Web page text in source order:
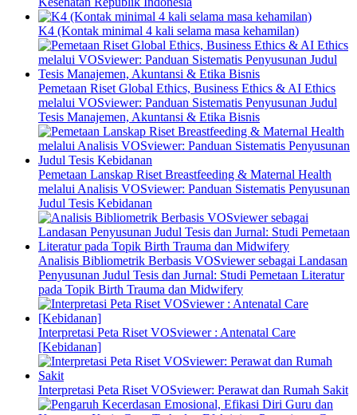
K4 (Kontak minimal 4 kali selama masa kehamilan)
Pemetaan Riset Global Ethics, Business Ethics & AI Ethics
melalui VOSviewer: Panduan Sistematis Penyusunan Judul
Tesis Manajemen, Akuntansi & Etika Bisnis
Pemetaan Lanskap Riset Breastfeeding & Maternal Health
melalui Analisis VOSviewer: Panduan Sistematis Penyusunan
Judul Tesis Kebidanan
Analisis Bibliometrik Berbasis VOSviewer sebagai Landasan
Penyusunan Judul Tesis dan Jurnal: Studi Pemetaan Literatur
pada Topik Birth Trauma dan Midwifery
Interpretasi Peta Riset VOSviewer : Antenatal Care
[Kebidanan]
Interpretasi Peta Riset VOSviewer: Perawat dan Rumah Sakit